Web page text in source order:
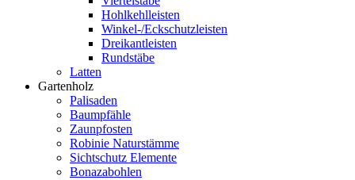
Hohlkehlleisten
Winkel-/Eckschutzleisten
Dreikantleisten
Rundstäbe
Latten
Gartenholz
Palisaden
Baumpfähle
Zaunpfosten
Robinie Naturstämme
Sichtschutz Elemente
Bonazabohlen